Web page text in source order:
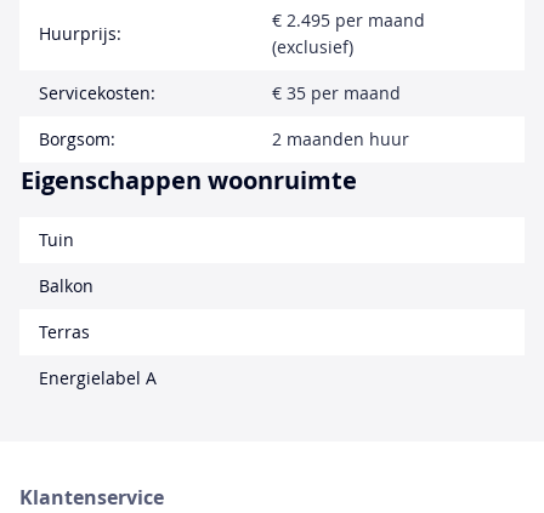
Huurprijs:
€ 2.495 per maand
(exclusief)
Servicekosten:
€ 35 per maand
Borgsom:
2 maanden huur
Eigenschappen woonruimte
Tuin
Balkon
Terras
Energielabel A
Klantenservice